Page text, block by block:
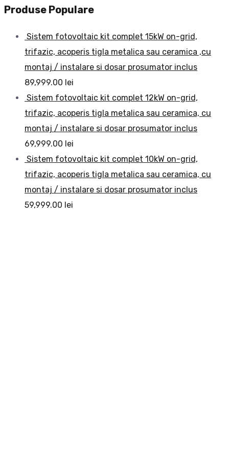
Produse Populare
Sistem fotovoltaic kit complet 15kW on-grid,
trifazic, acoperis tigla metalica sau ceramica ,cu
montaj / instalare si dosar prosumator inclus
89,999.00 lei
Sistem fotovoltaic kit complet 12kW on-grid,
trifazic, acoperis tigla metalica sau ceramica, cu
montaj / instalare si dosar prosumator inclus
69,999.00 lei
Sistem fotovoltaic kit complet 10kW on-grid,
trifazic, acoperis tigla metalica sau ceramica, cu
montaj / instalare si dosar prosumator inclus
59,999.00 lei